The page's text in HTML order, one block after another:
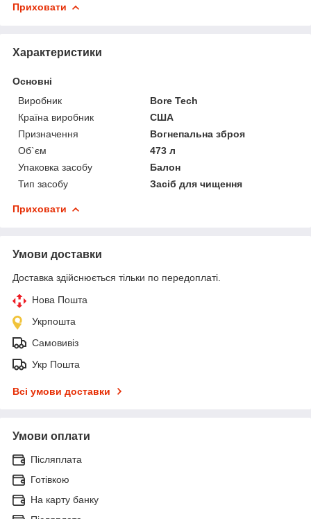
Приховати
Характеристики
Основні
Виробник
Bore Tech
Країна виробник
США
Призначення
Вогнепальна зброя
Об`єм
473 л
Упаковка засобу
Балон
Тип засобу
Засіб для чищення
Приховати
Умови доставки
Доставка здійснюється тільки по передоплаті.
Нова Пошта
Укрпошта
Самовивіз
Укр Пошта
Всі умови доставки
Умови оплати
Післяплата
Готівкою
На карту банку